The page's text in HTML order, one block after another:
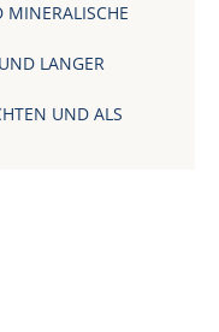
MINERALISCHE
LANGER
UND ALS